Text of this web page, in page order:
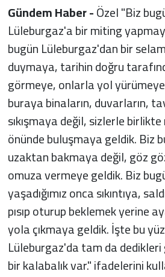
Gündem Haber -Özel "Biz
Lüleburgaz'a bir miting
bugün Lüleburgaz'dan bir
duymaya, tarihin doğru
görmeye, onlarla yol
buraya binaların, duvarların,
sıkışmaya değil, sizlerle
önünde buluşmaya geldik. Biz
uzaktan bakmaya değil, göz
omuza vermeye geldik. Biz
yaşadığımız onca sıkıntıya,
pısıp oturup beklemek yerine
yola çıkmaya geldik. İşte bu
Lüleburgaz'da tam da
bir kalabalık var." ifadelerini